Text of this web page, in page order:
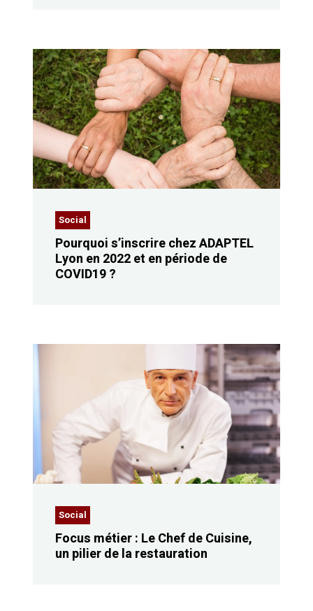
Social
Pourquoi s’inscrire chez ADAPTEL
Lyon en 2022 et en période de
COVID19 ?
Social
Focus métier : Le Chef de Cuisine,
un pilier de la restauration